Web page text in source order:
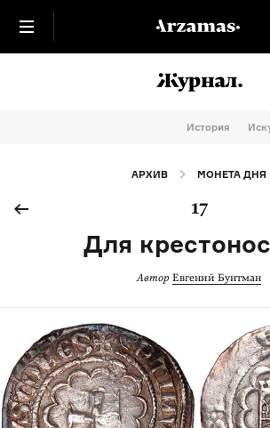
История
АРХИВ МОНЕТА ДНЯ
17
Для
Автор Евгений Бунтман